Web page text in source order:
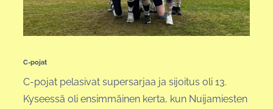
C-pojat
C-pojat pelasivat supersarjaa ja sijoitus oli 13.
Kyseessä oli ensimmäinen kerta, kun Nuijamiesten